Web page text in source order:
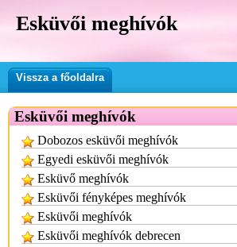
Esküvői meghívók
Vissza a főoldalra
Esküvői meghívók
Dobozos esküvői meghívók
Egyedi esküvői meghívók
Esküvő meghívók
Esküvői fényképes meghívók
Esküvői meghívók
Esküvői meghívók debrecen